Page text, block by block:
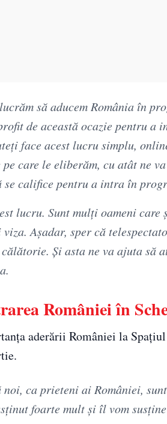
să aducem România în
de această ocazie pentru
face acest lucru simplu,
care le eliberăm, cu atât ne
se califice pentru a intra în
lucru. Sunt mulţi oameni
Aşadar, sper că
Şi asta ne va ajuta să
României în
aderării României la
ca prieteni ai României,
foarte mult şi îl vom